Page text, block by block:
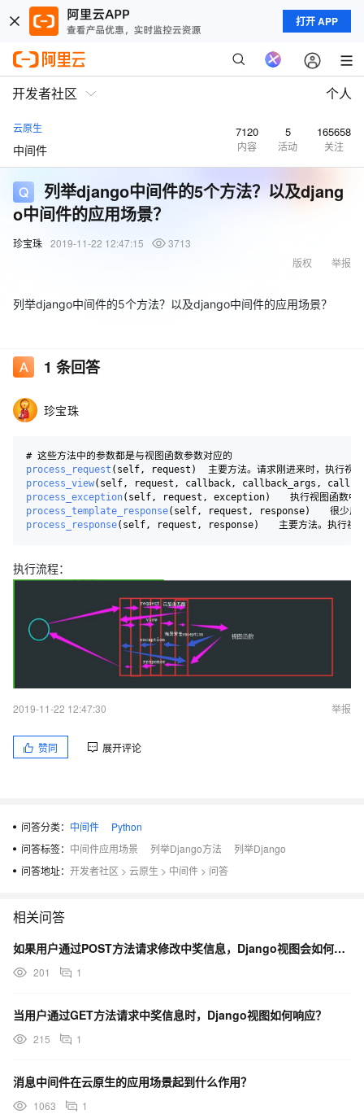
打开 APP
开发者社区 个人
云原生
中间件
7120
内容
5
活动
165658
关注
列举django中间件的5个方法？以及djang
o中间件的应用场景？
珍宝珠 2019-11-22 12:47:15
3713
举报
版权
列举django中间件的5个方法？以及django中间件的应用场景？
1 条回答
珍宝珠
process_request (self, request)  主要方法。请求刚进来时，执行视图
process_view(self, request, callback, callback_args,
process_exception(self, request, exception)　　执行视图函数中遇
process_template_response(self, request, response)　　很少用
process_response(self, request, response)　　主要方法。执行视图
执行流程：
2019-11-22 12:47:30 举报
赞同 展开评论
问答分类： 中间件
Python
问答标签： 中间件应用场景 列举Django方法
列举Django
问答地址： 开发者社区 > 云原生 > 中间件 > 问答
相关问答
如果用户通过POST方法请求修改中奖信息，Django视图会如何处理？
201 1
当用户通过GET方法请求中奖信息时，Django视图如何响应？
215 1
消息中间件在云原生的应用场景起到什么作用？
1063 1